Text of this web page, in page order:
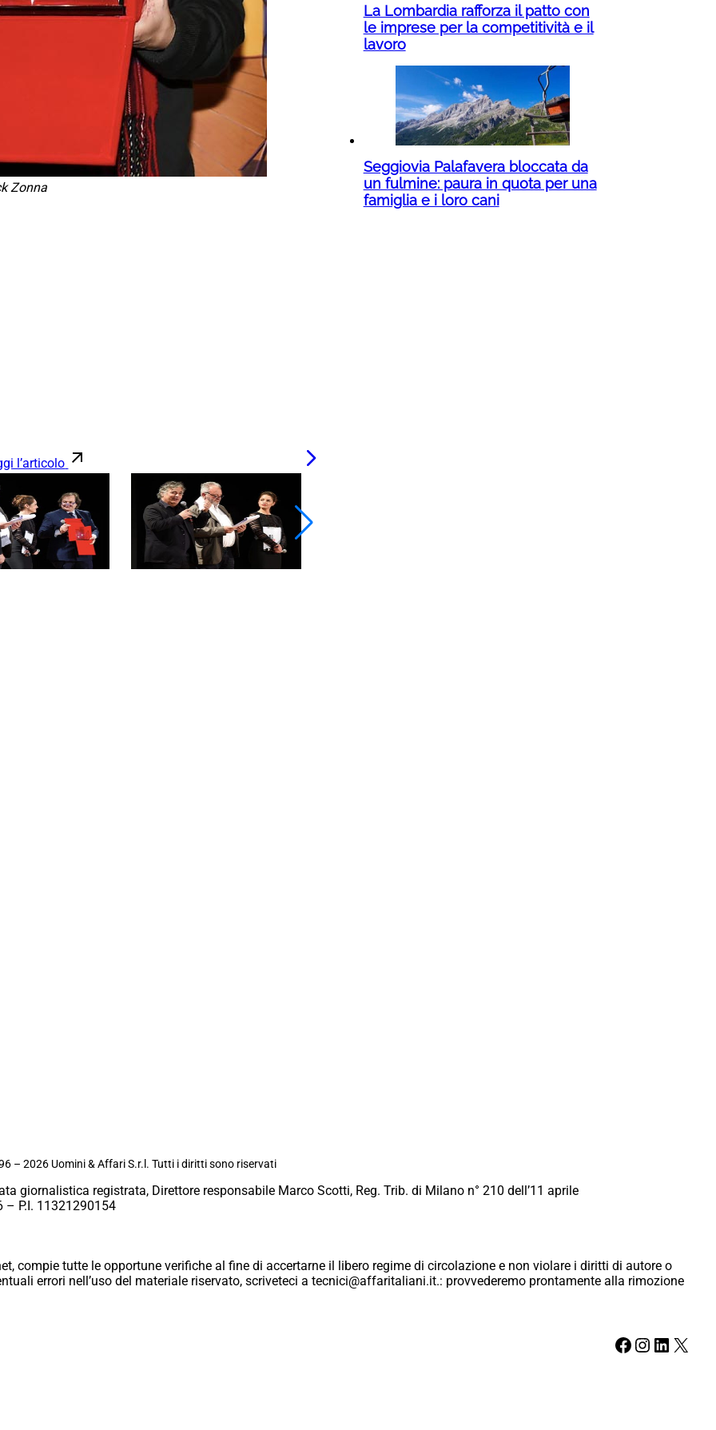
Zonna
l’articolo
La Lombardia rafforza il patto con
le imprese per la competitività e il
lavoro
Seggiovia Palafavera bloccata da
un fulmine: paura in quota per una
famiglia e i loro cani
– 2026 Uomini & Affari S.r.l. Tutti i diritti sono riservati
giornalistica registrata, Direttore responsabile Marco Scotti, Reg. Trib. di Milano n° 210 dell’11 aprile
– P.I. 11321290154
compie tutte le opportune verifiche al fine di accertarne il libero regime di circolazione e non violare i diritti di autore o
errori nell’uso del materiale riservato, scriveteci a tecnici@affaritaliani.it.: provvederemo prontamente alla rimozione
Facebook Instagram LinkedIn X